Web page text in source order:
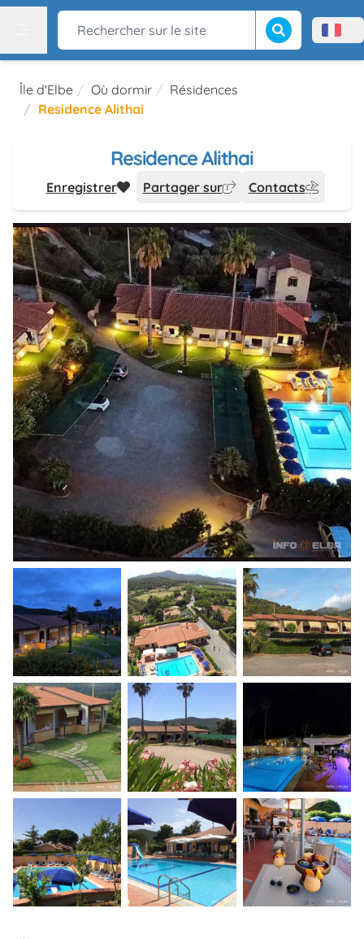
Rechercher sur le site Lancer la Menù
Île d'Elbe Où dormir
Résidences
Residence Alithai
Residence Alithai
Enregistrer Partager sur Contacts